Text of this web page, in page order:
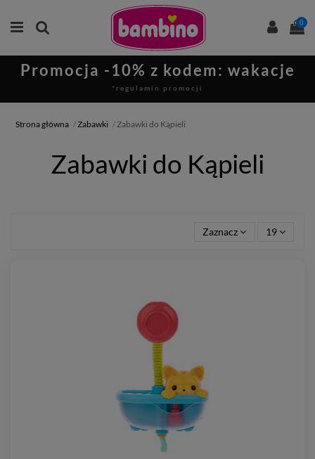
0
Promocja -10% z kodem: wakacje
*regulamin promocji
Strona główna Zabawki Zabawki do Kąpieli
Zabawki do Kąpieli
Zaznacz 19